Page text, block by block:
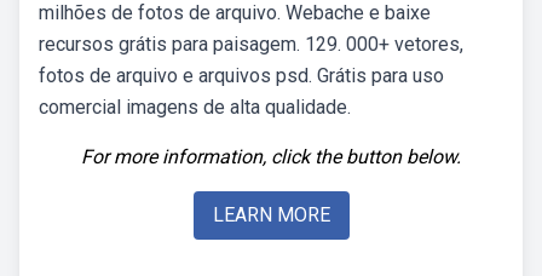
milhões de fotos de arquivo. Webache e baixe
recursos grátis para paisagem. 129. 000+ vetores,
fotos de arquivo e arquivos psd. Grátis para uso
comercial imagens de alta qualidade.
For more information, click the button below.
LEARN MORE